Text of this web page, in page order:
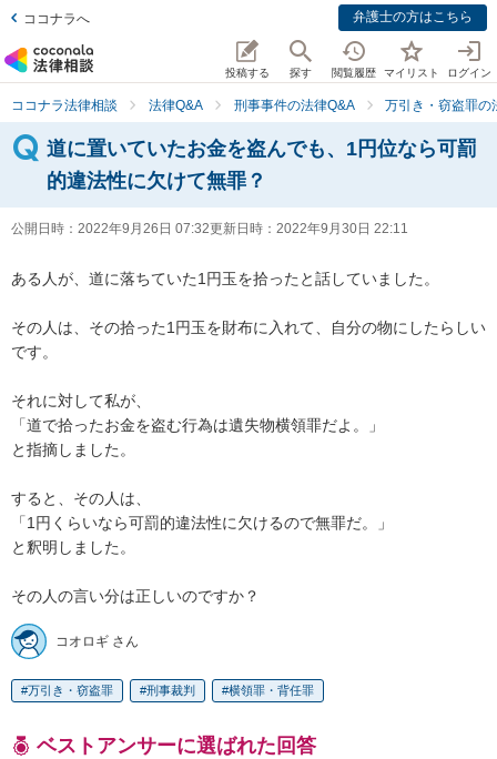
ココナラへ 弁護士の方はこちら
投稿する 探す 閲覧履歴 マイリスト ログイン
ココナラ法律相談 法律Q&A 刑事事件の法律Q&A 万引き・窃盗罪の
道に置いていたお金を盗んでも、1円位なら可罰
的違法性に欠けて無罪？
公開日時： 2022年9月26日 07:32更新日時： 2022年9月30日 22:11
ある人が、道に落ちていた1円玉を拾ったと話していました。
その人は、その拾った1円玉を財布に入れて、自分の物にしたらしい
です。
それに対して私が、
「道で拾ったお金を盗む行為は遺失物横領罪だよ。」
と指摘しました。
すると、その人は、
「1円くらいなら可罰的違法性に欠けるので無罪だ。」
と釈明しました。
その人の言い分は正しいのですか？
コオロギ さん
万引き・窃盗罪 刑事裁判 横領罪・背任罪
ベストアンサーに選ばれた回答